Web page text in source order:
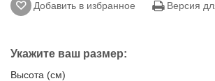
Добавить в избранное Версия
Укажите ваш размер:
Высота (см)